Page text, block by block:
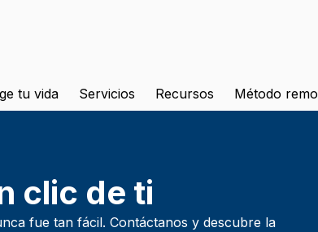
tu vida Servicios Recursos Método remo
clic de ti
fue tan fácil. Contáctanos y descubre la